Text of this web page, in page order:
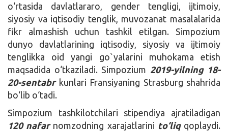
o‘rtasida davlatlararo, gender tengligi, ijtimoiy,
siyosiy va iqtisodiy tenglik, muvozanat masalalarida
fikr almashish uchun tashkil etilgan. Simpozium
dunyo davlatlarining iqtisodiy, siyosiy va ijtimoiy
tenglikka oid yangi go`yalarini muhokama etish
maqsadida o‘tkaziladi. Simpozium 2019-yilning 18-
20-sentabrkunlari Fransiyaning Strasburg shahrida
bo‘lib o‘tadi.
Simpozium tashkilotchilari stipendiya ajratiladigan
120 nafarnomzodning xarajatlarini to‘liq qoplaydi.